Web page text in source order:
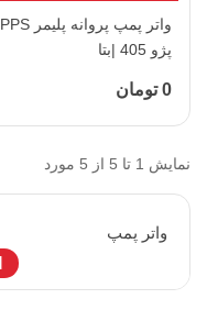
واتر پمپ پروانه پلیمر PPS
پژو 405 |بتا
0 تومان
نمایش 1 تا 5 از 5 مورد
واتر پمپ